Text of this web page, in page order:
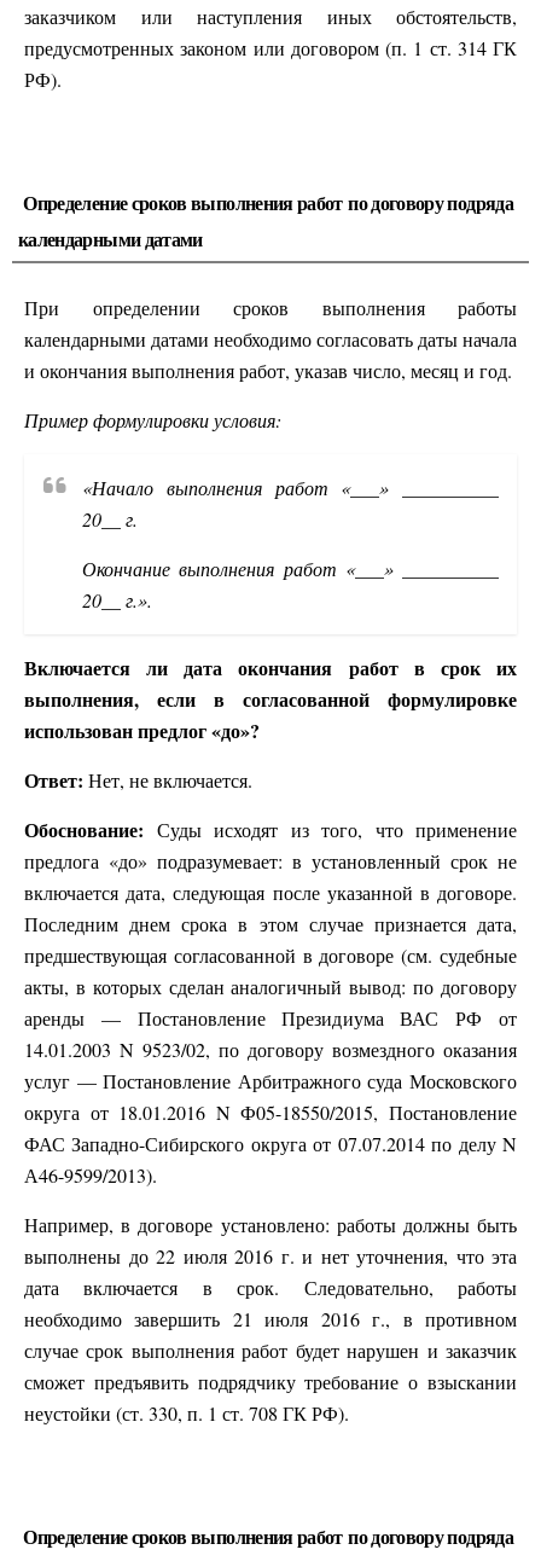
заказчиком или наступления иных обстоятельств,
предусмотренных законом или договором (п. 1 ст. 314 ГК
РФ).
Определение сроков выполнения работ по договору подряда
календарными датами
При определении сроков выполнения работы
календарными датами необходимо согласовать даты начала
и окончания выполнения работ, указав число, месяц и год.
Пример формулировки условия:
«Начало выполнения работ «___» __________
20__ г.
Окончание выполнения работ «___» __________
20__ г.».
Включается ли дата окончания работ в срок их
выполнения, если в согласованной формулировке
использован предлог «до»?
Ответ: Нет, не включается.
Обоснование: Суды исходят из того, что применение
предлога «до» подразумевает: в установленный срок не
включается дата, следующая после указанной в договоре.
Последним днем срока в этом случае признается дата,
предшествующая согласованной в договоре (см. судебные
акты, в которых сделан аналогичный вывод: по договору
аренды — Постановление Президиума ВАС РФ от
14.01.2003 N 9523/02, по договору возмездного оказания
услуг — Постановление Арбитражного суда Московского
округа от 18.01.2016 N Ф05-18550/2015, Постановление
ФАС Западно-Сибирского округа от 07.07.2014 по делу N
А46-9599/2013).
Например, в договоре установлено: работы должны быть
выполнены до 22 июля 2016 г. и нет уточнения, что эта
дата включается в срок. Следовательно, работы
необходимо завершить 21 июля 2016 г., в противном
случае срок выполнения работ будет нарушен и заказчик
сможет предъявить подрядчику требование о взыскании
неустойки (ст. 330, п. 1 ст. 708 ГК РФ).
Определение сроков выполнения работ по договору подряда